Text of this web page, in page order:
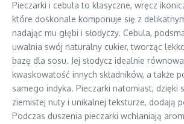
Pieczarki i cebula to klasyczne, wręcz
które doskonale komponuje się z
nadając mu głębi i słodyczy. Cebula,
uwalnia swój naturalny cukier, tworząc
bazę dla sosu. Jej słodycz idealnie
kwaskowatość innych składników, a także
samego indyka. Pieczarki natomiast, dzięki
ziemistej nuty i unikalnej teksturze, dodają
Podczas duszenia pieczarki wchłaniają